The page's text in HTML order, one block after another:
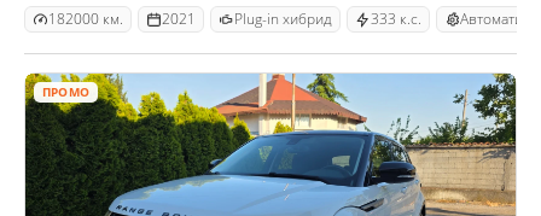
182000 км. 2021 Plug-in хибрид 333 к.с.
ПРОМО